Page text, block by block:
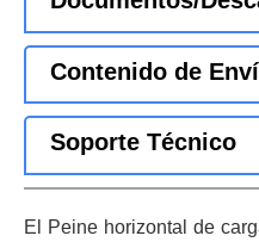
Contenido de
Soporte Técnico
El Peine horizontal de